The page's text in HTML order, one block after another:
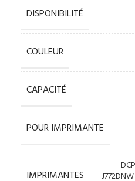
DISPONIBILITÉ
COULEUR
CAPACITÉ
POUR IMPRIMANTE
IMPRIMANTES
J772DNW